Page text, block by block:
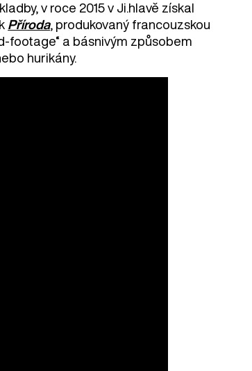
v roce 2015 v Ji.hlavě získal
Příroda, produkovaný francouzskou
footage“ a básnivým způsobem
hurikány.